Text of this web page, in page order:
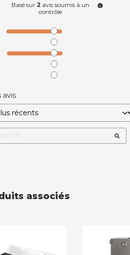
Basé sur 2 avis soumis à un
contrôle
avis
associés